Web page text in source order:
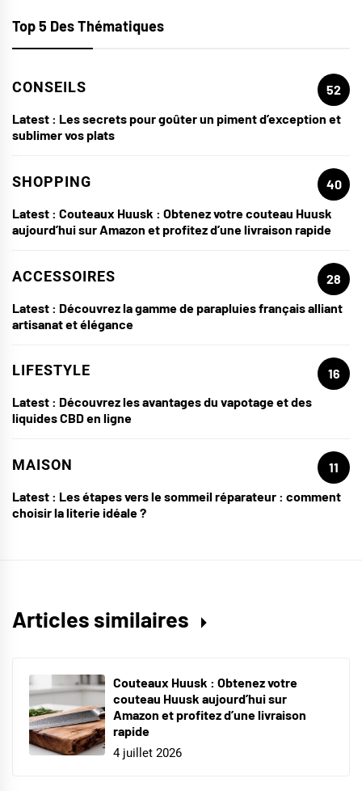
Top 5 Des Thématiques
CONSEILS
52
Latest : Les secrets pour goûter un piment d’exception et
sublimer vos plats
SHOPPING
40
Latest : Couteaux Huusk : Obtenez votre couteau Huusk
aujourd’hui sur Amazon et profitez d’une livraison rapide
ACCESSOIRES
28
Latest : Découvrez la gamme de parapluies français alliant
artisanat et élégance
LIFESTYLE
16
Latest : Découvrez les avantages du vapotage et des
liquides CBD en ligne
MAISON
11
Latest : Les étapes vers le sommeil réparateur : comment
choisir la literie idéale ?
Articles similaires
Couteaux Huusk : Obtenez votre
couteau Huusk aujourd’hui sur
Amazon et profitez d’une livraison
rapide
4 juillet 2026